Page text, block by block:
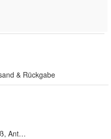
& Rückgabe
Antikgrau, Esche, Kiefer,